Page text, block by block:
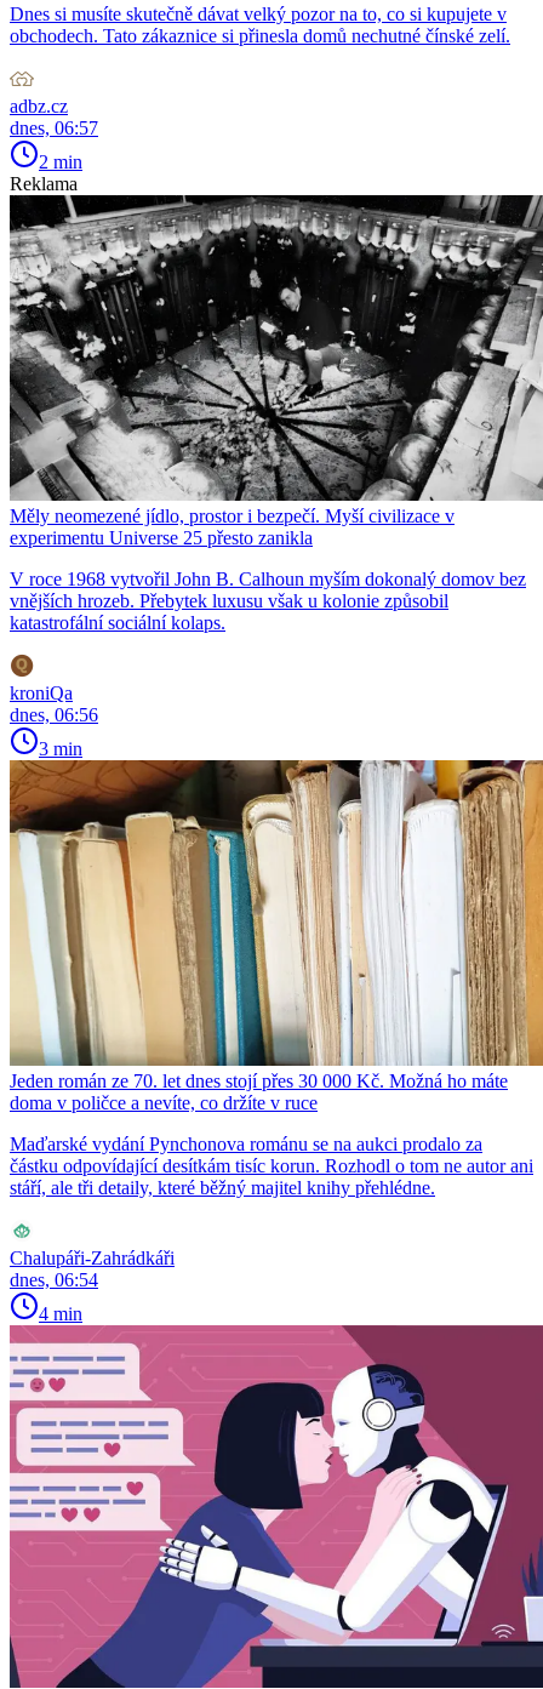
Dnes si musíte skutečně dávat velký pozor na to, co si kupujete v
obchodech. Tato zákaznice si přinesla domů nechutné čínské zelí.
adbz.cz
dnes, 06:57
2 min
Reklama
Měly neomezené jídlo, prostor i bezpečí. Myší civilizace v
experimentu Universe 25 přesto zanikla
V roce 1968 vytvořil John B. Calhoun myším dokonalý domov bez
vnějších hrozeb. Přebytek luxusu však u kolonie způsobil
katastrofální sociální kolaps.
kroniQa
dnes, 06:56
3 min
Jeden román ze 70. let dnes stojí přes 30 000 Kč. Možná ho máte
doma v poličce a nevíte, co držíte v ruce
Maďarské vydání Pynchonova románu se na aukci prodalo za
částku odpovídající desítkám tisíc korun. Rozhodl o tom ne autor ani
stáří, ale tři detaily, které běžný majitel knihy přehlédne.
Chalupáři-Zahrádkáři
dnes, 06:54
4 min